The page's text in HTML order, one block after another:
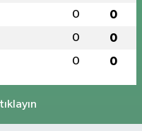
0 0
0 0
0 0